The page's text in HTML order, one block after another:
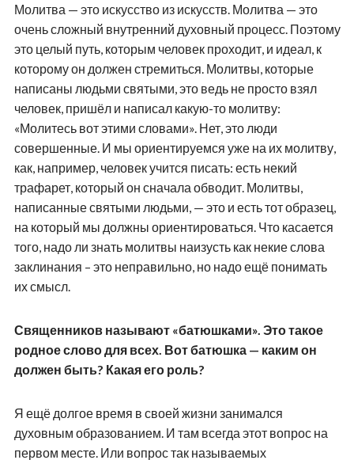
Молитва — это искусство из искусств. Молитва — это
очень сложный внутренний духовный процесс. Поэтому
это целый путь, которым человек проходит, и идеал, к
которому он должен стремиться. Молитвы, которые
написаны людьми святыми, это ведь не просто взял
человек, пришёл и написал какую-то молитву:
«Молитесь вот этими словами». Нет, это люди
совершенные. И мы ориентируемся уже на их молитву,
как, например, человек учится писать: есть некий
трафарет, который он сначала обводит. Молитвы,
написанные святыми людьми, — это и есть тот образец,
на который мы должны ориентироваться. Что касается
того, надо ли знать молитвы наизусть как некие слова
заклинания – это неправильно, но надо ещё понимать
их смысл.
Священников называют «батюшками». Это такое
родное слово для всех. Вот батюшка — каким он
должен быть? Какая его роль?
Я ещё долгое время в своей жизни занимался
духовным образованием. И там всегда этот вопрос на
первом месте. Или вопрос так называемых